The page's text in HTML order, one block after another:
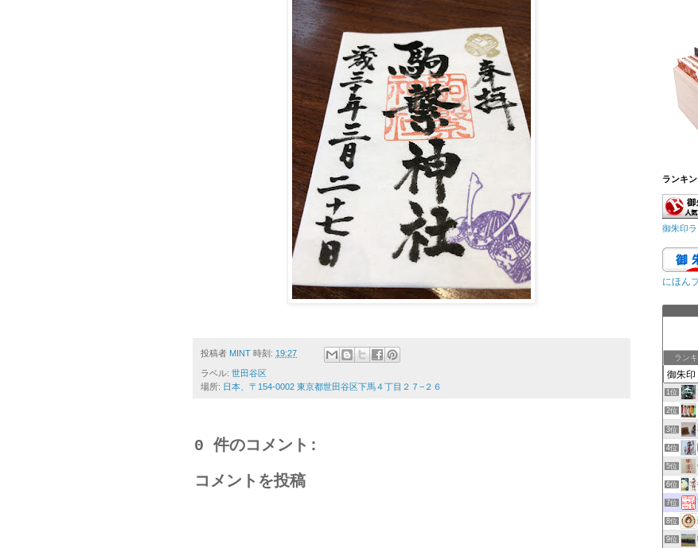
投稿者 MINT 時刻: 19:27
ラベル: 世田谷区
場所: 日本、〒154-0002 東京都世田谷区下馬４丁目２７−２６
0 件のコメント:
コメントを投稿
ランキ
御朱印
にほん
ラン
1位
2位
3位
4位
5位
6位
7位
8位
9位